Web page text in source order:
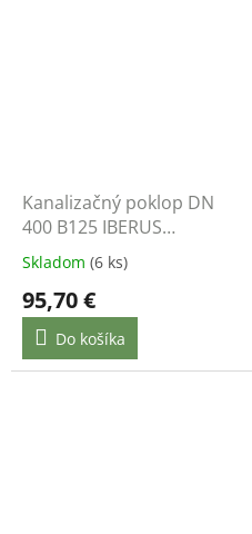
Kanalizačný poklop DN
400 B125 IBERUS
štvorcový liatinový
Skladom (6 ks)
95,70 €
Do košíka